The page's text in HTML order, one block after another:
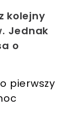
kolejny
Jednak
o
pierwszy